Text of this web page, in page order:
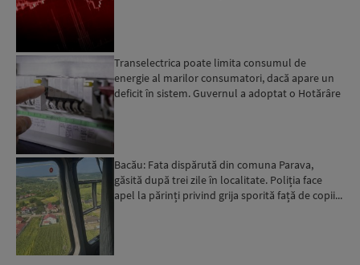
Transelectrica poate limita consumul de
energie al marilor consumatori, dacă apare un
deficit în sistem. Guvernul a adoptat o Hotărâre
Bacău: Fata dispărută din comuna Parava,
găsită după trei zile în localitate. Poliția face
apel la părinți privind grija sporită față de copii...